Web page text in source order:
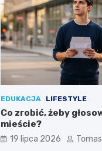
EDUKACJA LIFESTYLE
Co zrobić, żeby
mieście?
19 lipca 2026